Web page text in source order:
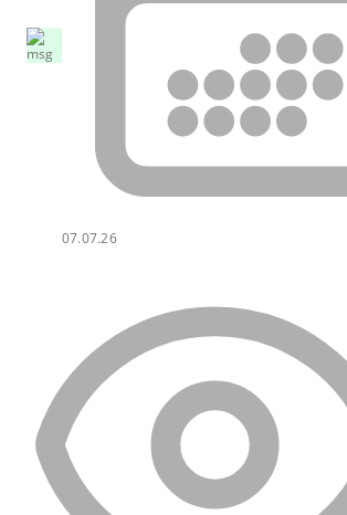
07.07.26